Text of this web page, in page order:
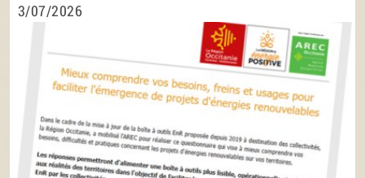
3/07/2026